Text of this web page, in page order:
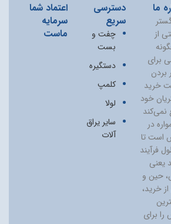
ما
از
برای
بردن
خرید
خود
نمی‏‌کند
در
است تا
فرآیند
یعنی
حین و
خرید،
را برای
دسترسی
سریع
چفت و
بست
دستگیره
کلمپ
لولا
سایر یراق
آلات
اعتماد شما
سرمایه
ماست